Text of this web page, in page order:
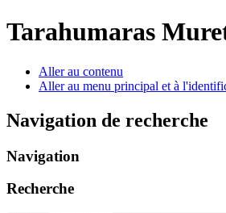
Tarahumaras
Aller au contenu
Aller au menu principal et à
Navigation de recherche
Navigation
Recherche